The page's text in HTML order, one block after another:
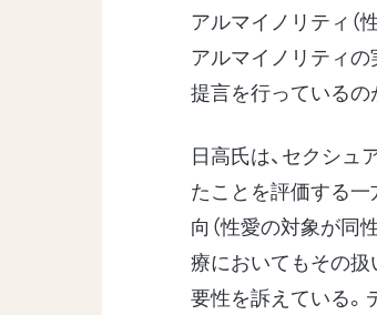
アルマイノリティ（
アルマイノリティの
提言を行っているの
日高氏は、セクシ
たことを評価する一
向（性愛の対象が同
療においてもその
要性を訴えている。